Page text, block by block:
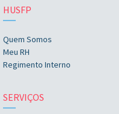
HUSFP
Quem Somos
Meu RH
Regimento Interno
SERVIÇOS